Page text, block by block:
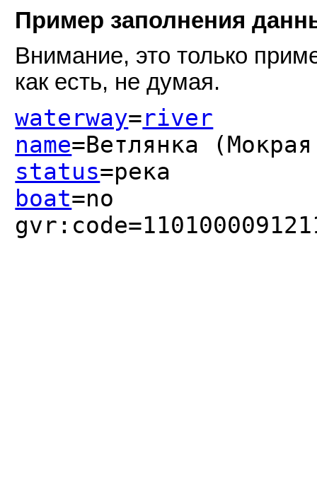
Пример заполнения
Внимание, это только
как есть, не думая.
waterway=river
name=Ветлянка
status=река
boat=no